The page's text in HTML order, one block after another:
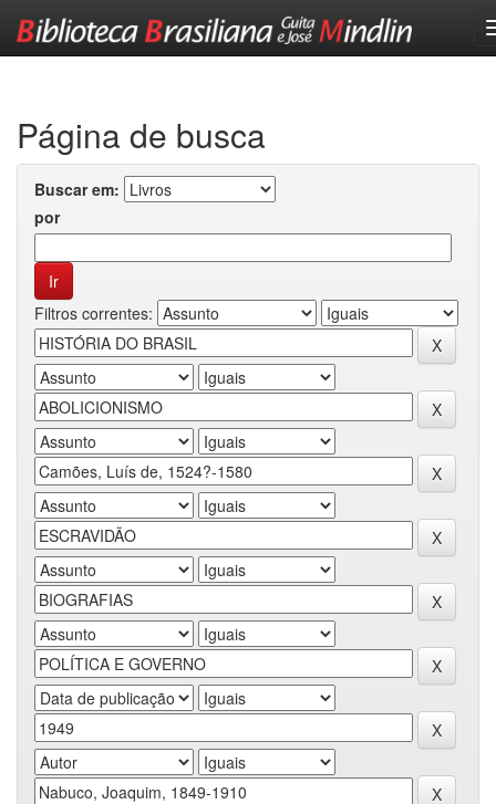
Página de busca
Buscar em:
por
Filtros correntes: